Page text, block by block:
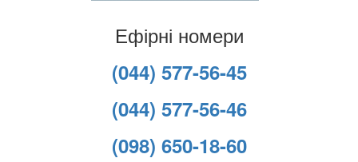
Ефірні номери
(044) 577-56-45
(044) 577-56-46
(098) 650-18-60